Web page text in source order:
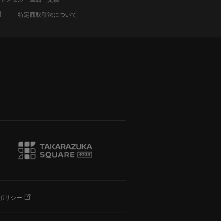
特定商取引法について
リシー